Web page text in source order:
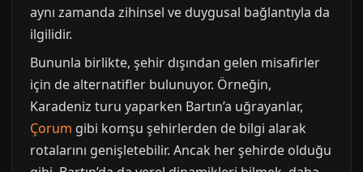
aynı zamanda zihinsel ve duygusal bağlantıyla da
ilgilidir.
Bununla birlikte, şehir dışından gelen misafirler
için de alternatifler bulunuyor. Örneğin,
Karadeniz turu yaparken Bartın’a uğrayanlar,
Çorum gibi komşu şehirlerden de bilgi alarak
rotalarını genişletebilir. Ancak her şehirde olduğu